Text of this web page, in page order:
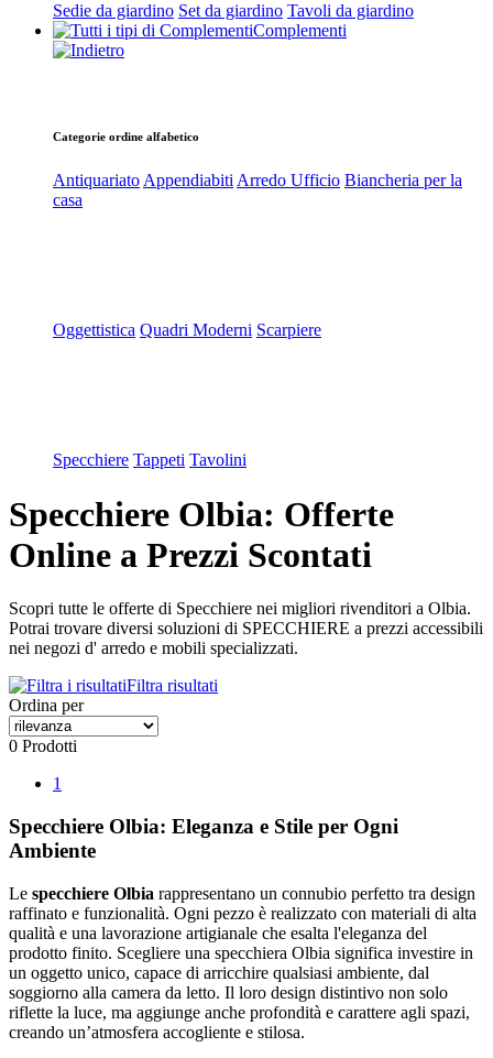
Sedie da giardino Set da giardino Tavoli da giardino
Complementi
Categorie ordine alfabetico
Antiquariato Appendiabiti Arredo Ufficio Biancheria per la
casa
Oggettistica Quadri Moderni Scarpiere
Specchiere Tappeti Tavolini
Specchiere Olbia: Offerte
Online a Prezzi Scontati
Scopri tutte le offerte di Specchiere nei migliori rivenditori a Olbia.
Potrai trovare diversi soluzioni di SPECCHIERE a prezzi accessibili
nei negozi d' arredo e mobili specializzati.
Filtra risultati
Ordina per
0 Prodotti
1
Specchiere Olbia: Eleganza e Stile per Ogni
Ambiente
Le specchiere Olbia rappresentano un connubio perfetto tra design
raffinato e funzionalità. Ogni pezzo è realizzato con materiali di alta
qualità e una lavorazione artigianale che esalta l'eleganza del
prodotto finito. Scegliere una specchiera Olbia significa investire in
un oggetto unico, capace di arricchire qualsiasi ambiente, dal
soggiorno alla camera da letto. Il loro design distintivo non solo
riflette la luce, ma aggiunge anche profondità e carattere agli spazi,
creando un’atmosfera accogliente e stilosa.